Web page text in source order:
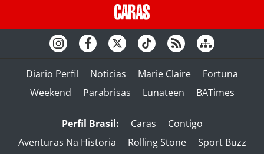
Diario Perfil Noticias Marie Claire
Fortuna
Weekend
Parabrisas Lunateen BATimes
Perfil Brasil: Caras
Contigo
Aventuras Na Historia
Rolling Stone Sport Buzz